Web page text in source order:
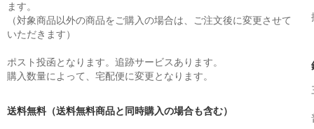
ます。
（対象商品以外の商品をご購入の場合は、ご注文後に変更させて
いただきます）
ポスト投函となります。追跡サービスあります。
購入数量によって、宅配便に変更となります。
送料無料（送料無料商品と同時購入の場合も含む）